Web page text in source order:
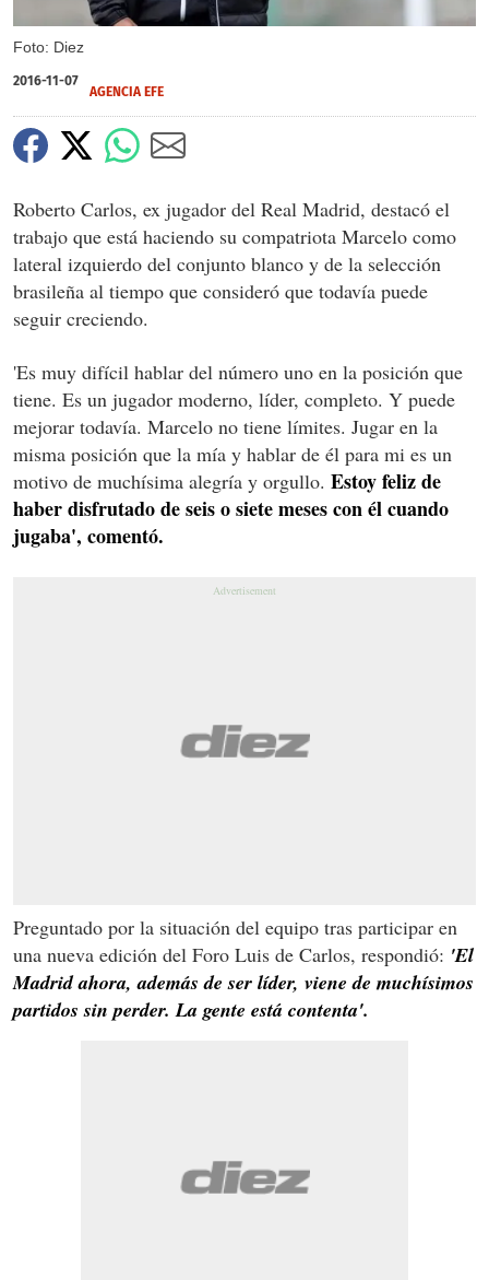
Foto: Diez
2016-11-07
AGENCIA EFE
Roberto Carlos, ex jugador del Real Madrid, destacó el
trabajo que está haciendo su compatriota Marcelo como
lateral izquierdo del conjunto blanco y de la selección
brasileña al tiempo que consideró que todavía puede
seguir creciendo.
'Es muy difícil hablar del número uno en la posición que
tiene. Es un jugador moderno, líder, completo. Y puede
mejorar todavía. Marcelo no tiene límites. Jugar en la
misma posición que la mía y hablar de él para mi es un
motivo de muchísima alegría y orgullo. Estoy feliz de
haber disfrutado de seis o siete meses con él cuando
jugaba', comentó.
Preguntado por la situación del equipo tras participar en
una nueva edición del Foro Luis de Carlos, respondió: 'El
Madrid ahora, además de ser líder, viene de muchísimos
partidos sin perder. La gente está contenta'.